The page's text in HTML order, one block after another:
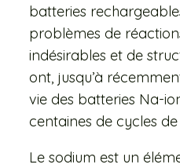
batteries
problèmes de
indésirables et de
ont, jusqu’à
vie des batteries Na-
centaines de cycles
Le sodium est un